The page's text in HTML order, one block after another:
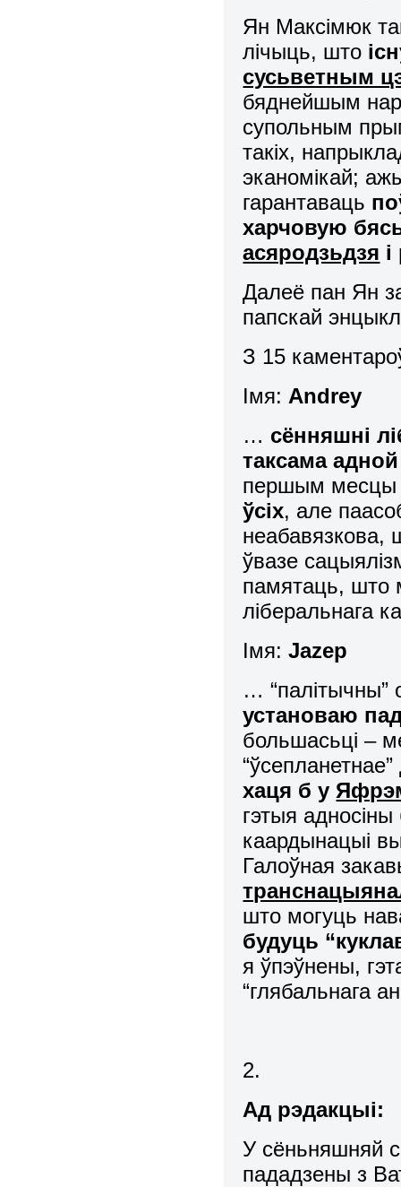
Ян Максімюк
лічыць, што
сусьветным
бяднейшым
супольным
такіх,
эканомікай;
гарантаваць
харчовую
асяродзьдзя
Далеё пан Ян
папскай
З 15
Імя: Andrey
… сённяшні
таксама
першым
ўсіх, але
неабавязкова,
ўвазе
памятаць, што
ліберальнага
Імя:Jazep
… “палітычны”
установаю
большасьці –
хаця б у
гэтыя
каардынацыі
Галоўная
што могуць
будуць
я ўпэўнены,
“глябальнага
2.
Ад рэдакцыі:
У сёньняшняй
пададзены з